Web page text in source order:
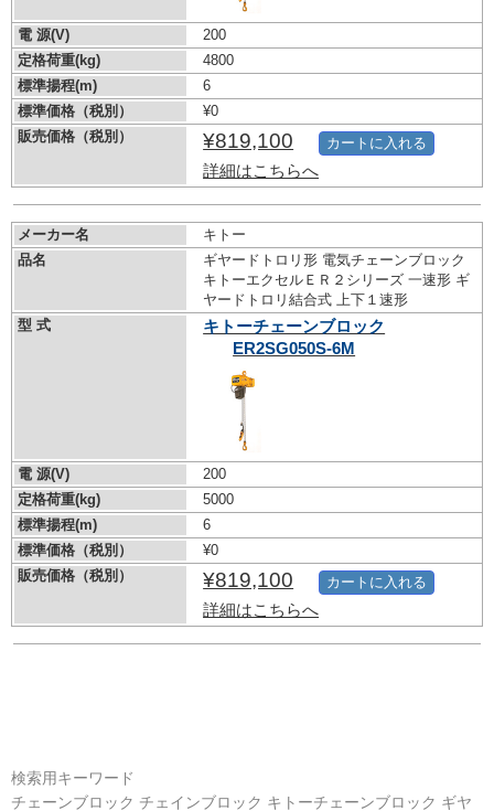
電 源(V)
200
定格荷重(kg)
4800
標準揚程(m)
6
標準価格（税別）
¥0
販売価格（税別）
¥819,100
詳細はこちらへ
カートに入れる
メーカー名
キトー
品名
ギヤードトロリ形 電気チェーンブロック
キトーエクセルＥＲ２シリーズ 一速形 ギ
ヤードトロリ結合式 上下１速形
型 式
キトーチェーンブロック
ER2SG050S-6M
電 源(V)
200
定格荷重(kg)
5000
標準揚程(m)
6
標準価格（税別）
¥0
販売価格（税別）
¥819,100
詳細はこちらへ
カートに入れる
検索用キーワード
チェーンブロック チェインブロック キトーチェーンブロック ギヤ